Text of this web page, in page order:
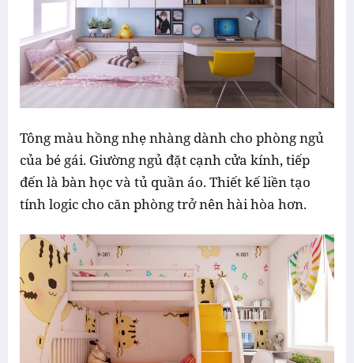
Tông màu hồng nhẹ nhàng dành cho phòng ngủ
của bé gái. Giường ngủ đặt cạnh cửa kính, tiếp
đến là bàn học và tủ quần áo. Thiết kế liền tạo
tính logic cho căn phòng trở nên hài hòa hơn.